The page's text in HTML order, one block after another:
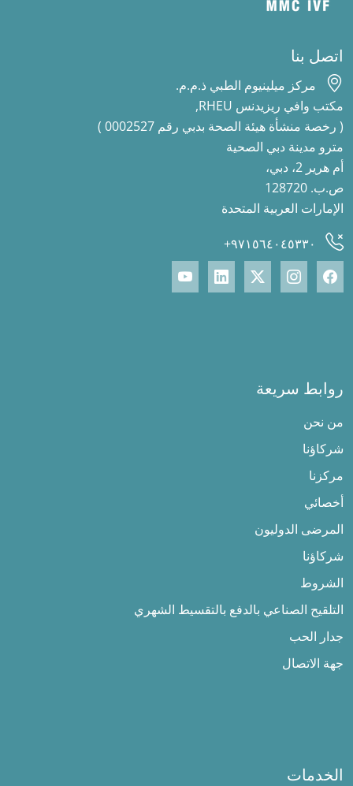
اتصل بنا
مركز ميلينيوم الطبي ذ.م.م.
مكتب وافي ريزيدنس RHEU,
( رخصة منشأة هيئة الصحة بدبي رقم 0002527 )
مترو مدينة دبي الصحية
أم هرير 2، دبي،
ص.ب. 128720
الإمارات العربية المتحدة
٩٧١٥٦٤٠٤٥٣٣٠+
روابط سريعة
من نحن
شركاؤنا
مركزنا
أخصائي
المرضى الدوليون
شركاؤنا
الشروط
التلقيح الصناعي بالدفع بالتقسيط الشهري
جدار الحب
جهة الاتصال
الخدمات